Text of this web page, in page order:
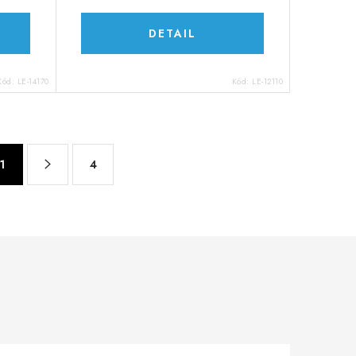
LE-14170
DETAIL
Kód: LE-12110
1 4